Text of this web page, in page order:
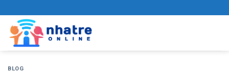
to
content
BLOG